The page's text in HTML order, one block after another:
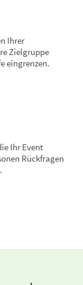
Ihrer
Zielgruppe
eingrenzen.
Ihr Event
Rückfragen